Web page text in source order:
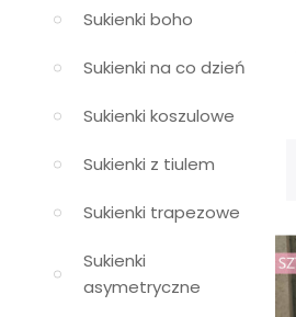
Sukienki boho
Sukienki na co dzień
Sukienki koszulowe
Sukienki z tiulem
Sukienki trapezowe
Sukienki
asymetryczne